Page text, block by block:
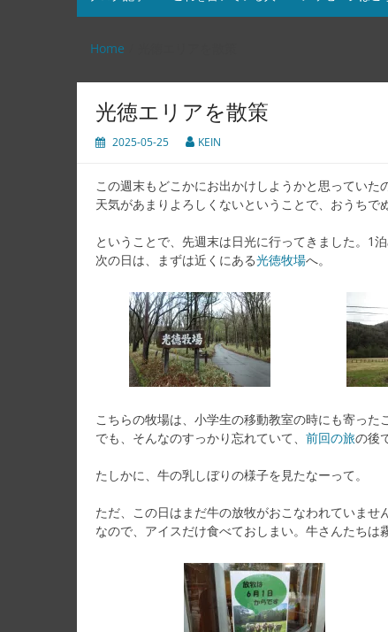
Home
光徳エリアを散策
2025-05-25 KEIN
この週末もどこかにお出かけしようかと思っていた
天気があまりよろしくないということで、おうちで
ということで、先週末は日光に行ってきました。1泊
次の日は、まずは近くにある光徳牧場へ。
こちらの牧場は、小学生の移動教室の時にも寄った
でも、そんなのすっかり忘れていて、 前回の旅の後
たしかに、牛の乳しぼりの様子を見たなーって。
ただ、この日はまだ牛の放牧がおこなわれていませ
なので、アイスだけ食べておしまい。牛さんたちは